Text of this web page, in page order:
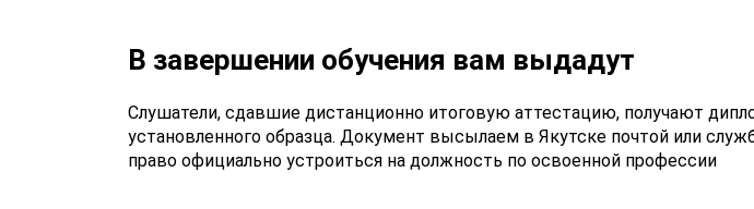
В завершении обучения вам выдадут
Слушатели, сдавшие дистанционно итоговую аттестацию, получают
установленного образца. Документ высылаем в Якутске почтой или
право официально устроиться на должность по освоенной профессии